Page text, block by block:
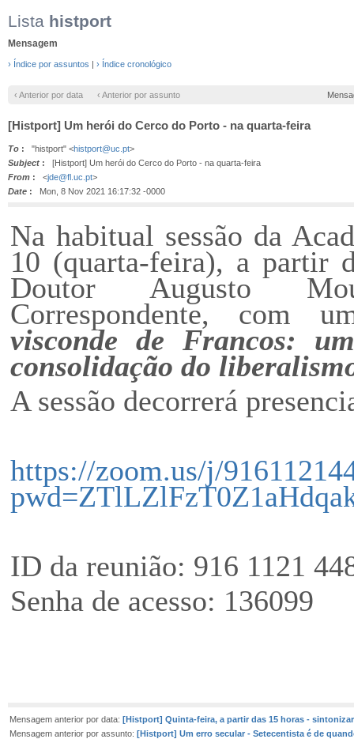
Lista histport
Mensagem
› Índice por assuntos | › Índice cronológico
‹ Anterior por data ‹ Anterior por assunto
[Histport] Um herói do Cerco do Porto - na quarta-feira
To : "histport" <histport@uc.pt>
Subject : [Histport] Um herói do Cerco do Porto - na quarta-feira
From : <jde@fl.uc.pt>
Date : Mon, 8 Nov 2021 16:17:32 -0000
Na habitual sessão da
10 (quarta-feira), a partir
Doutor Augusto
Correspondente, com
visconde de Francos:
consolidação do
A sessão decorrerá
https://zoom.us/j/
ID da reunião: 916 1121
Senha de acesso: 136099
Mensagem anterior por data: [Histport] Quinta-feira, a partir das 15 horas -
Mensagem anterior por assunto: [Histport] Um erro secular - Setecentista é de